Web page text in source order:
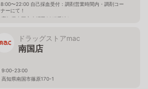
8:00〜22:00 自己採血受付：調剤営業時間内・調剤コー
ナーにて！
高知県南国市大埇甲2317番地1
ドラッグストアmac
南国店
9:00-23:00
高知県南国市篠原170-1